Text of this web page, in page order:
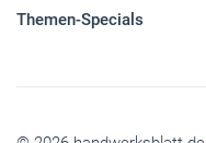
Themen-Specials